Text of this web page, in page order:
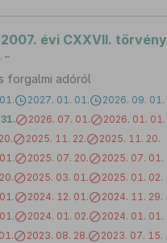
évi CXXVII. törvény
–
forgalmi adóról
2027. 01. 01.
2026. 09. 01.
2026. 07. 01.
2026. 01. 01.
2025. 11. 22.
2025. 11. 20.
2025. 07. 20.
2025. 07. 01.
2025. 03. 01.
2025. 01. 02.
2024. 12. 01.
2024. 11. 29.
2024. 01. 02.
2024. 01. 01.
2023. 08. 28.
2023. 07. 15.